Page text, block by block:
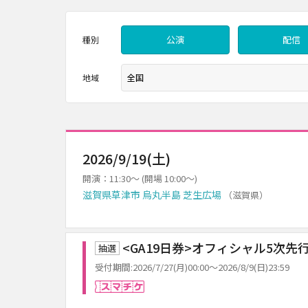
種別 公演 配信
地域
2026/9/19(土)
開演：11:30～ (開場 10:00～)
滋賀県草津市 烏丸半島 芝生広場 （滋賀県）
抽選 <GA19日券>オフィシャル5次先
受付期間:2026/7/27(月)00:00～2026/8/9(日)23:59